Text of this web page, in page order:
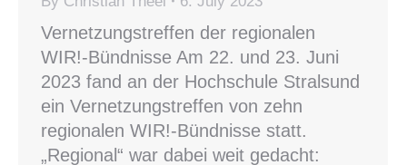
Vernetzungstreffen der regionalen
WIR!-Bündnisse Am 22. und 23. Juni
2023 fand an der Hochschule Stralsund
ein Vernetzungstreffen von zehn
regionalen WIR!-Bündnisse statt.
„Regional“ war dabei weit gedacht: